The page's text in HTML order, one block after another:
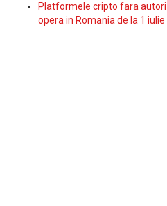
Platformele cripto fara
opera in Romania de la 1 iulie